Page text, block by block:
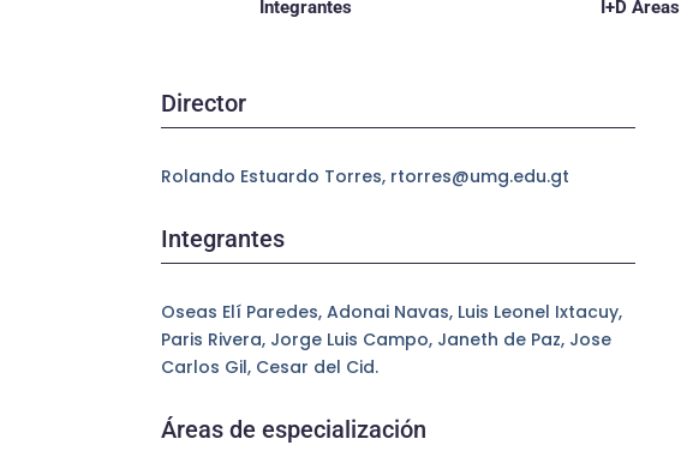
Integrantes I+D Areas
Director
Rolando Estuardo Torres, rtorres@umg.edu.gt
Integrantes
Oseas Elí Paredes, Adonai Navas, Luis Leonel Ixtacuy,
Paris Rivera, Jorge Luis Campo, Janeth de Paz, Jose
Carlos Gil, Cesar del Cid.
Áreas de especialización